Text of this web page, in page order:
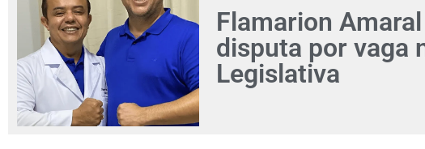
Flamarion
disputa por vaga
Legislativa